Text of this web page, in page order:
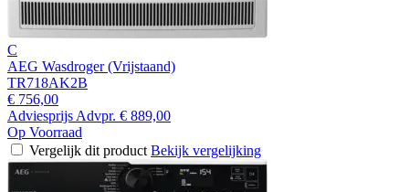
C
AEG Wasdroger (Vrijstaand)
TR718AK2B
€ 756,00
Adviesprijs Advpr. € 889,00
Op Voorraad
Vergelijk dit product Bekijk vergelijking